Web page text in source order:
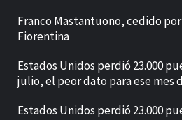
Franco Mastantuono, cedido
Fiorentina
Estados Unidos perdió 23.000
julio, el peor dato para ese mes
Estados Unidos perdió 23.000